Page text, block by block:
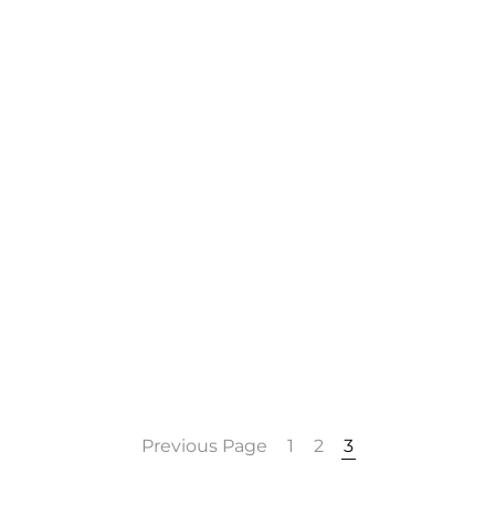
Previous Page 1 2 3